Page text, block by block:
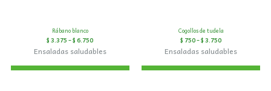
Rábano blanco
$ 3.375 –$ 6.750
Ensaladas saludables
Cogollos de tudela
$ 750–$ 3.750
Ensaladas saludables